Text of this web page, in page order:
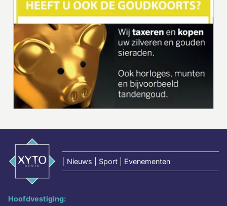
Nieuws | Sport | Evenementen
Hoofdvestiging: